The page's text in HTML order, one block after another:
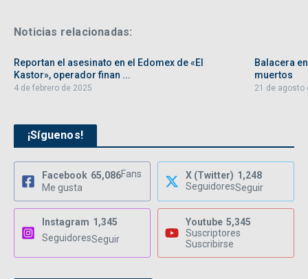
Noticias relacionadas:
Reportan el asesinato en el Edomex de «El
Kastor», operador finan ...
4 de febrero de 2025
Balacera
muertos
21 de agosto
¡Síguenos!
Facebook 65,086Fans
Me gusta
X (Twitter) 1,248
SeguidoresSeguir
Instagram 1,345
SeguidoresSeguir
Youtube 5,345
Suscriptores
Suscribirse